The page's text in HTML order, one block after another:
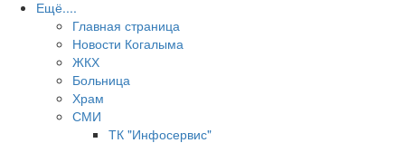
Ещё....
Главная страница
Новости Когалыма
ЖКХ
Больница
Храм
СМИ
ТК "Инфосервис"